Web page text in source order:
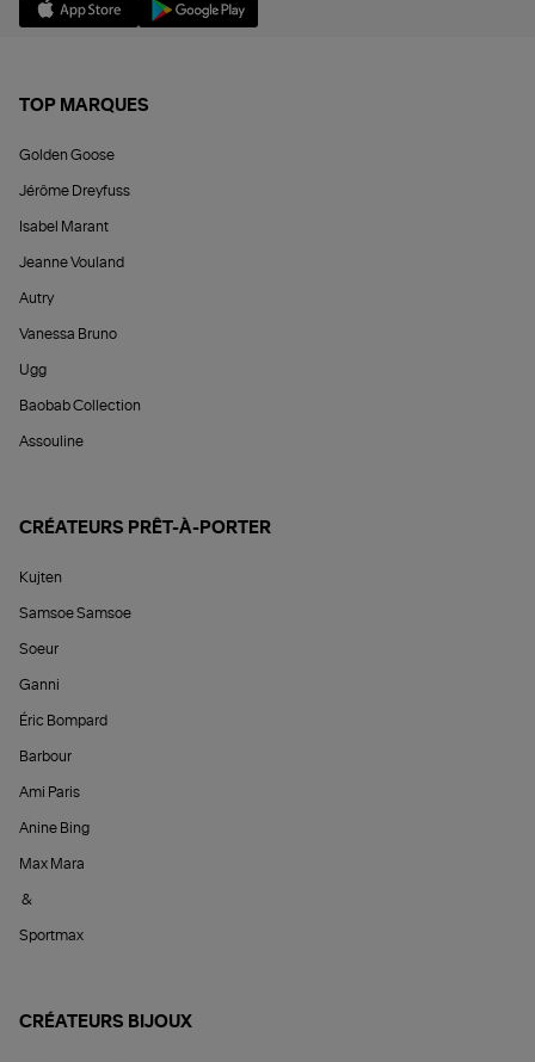
TOP MARQUES
Golden Goose
Jérôme Dreyfuss
Isabel Marant
Jeanne Vouland
Autry
Vanessa Bruno
Ugg
Baobab Collection
Assouline
CRÉATEURS PRÊT-À-PORTER
Kujten
Samsoe Samsoe
Soeur
Ganni
Éric Bompard
Barbour
Ami Paris
Anine Bing
Max Mara
&
Sportmax
CRÉATEURS BIJOUX